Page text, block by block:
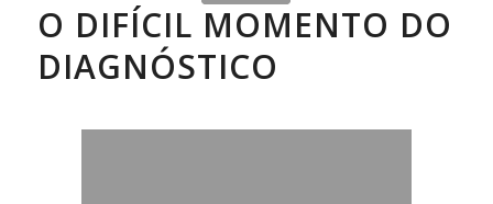
O DIFÍCIL MOMENTO DO
DIAGNÓSTICO